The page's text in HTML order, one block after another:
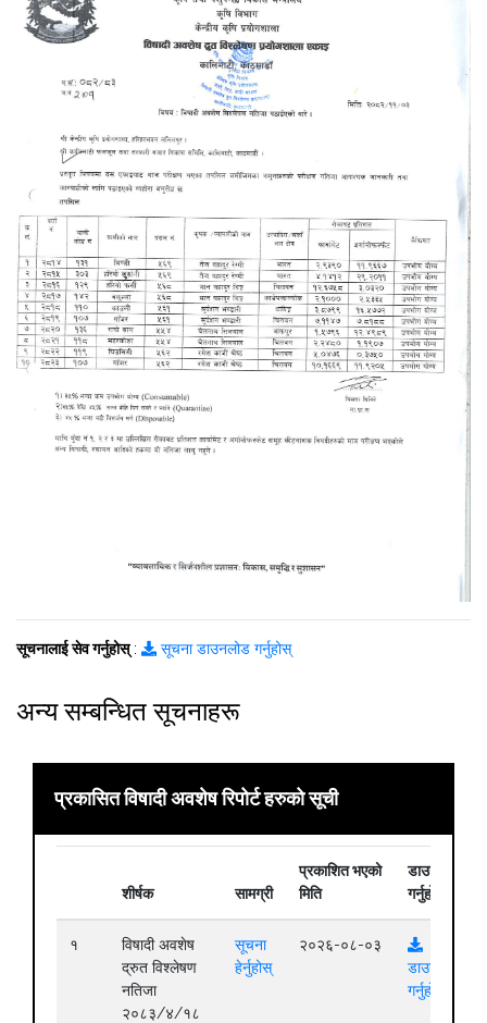
सूचनालाई सेव गर्नुहोस्: सूचना डाउनलोड गर्नुहोस्
अन्य सम्बन्धित सूचनाहरू
प्रकासित विषादी अवशेष रिपोर्ट हरुको सूची
शीर्षक सामग्री
प्रकाशित भएको
मिति
डाउनलोड
गर्नुहोस्
१
विषादी अवशेष
द्रुत विश्लेषण
नतिजा
२०८३/४/१८
सूचना
हेर्नुहोस्
२०२६-०८-०३
डाउनलोड
गर्नुहोस्